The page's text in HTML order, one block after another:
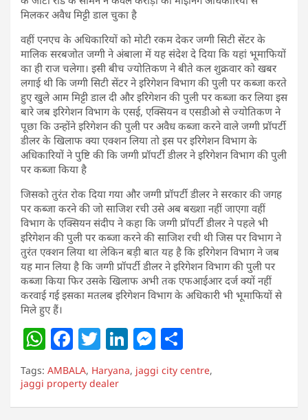
मिलकर अवैध मिट्टी डाल चुका है
वहीं एनएच के अधिकारियों को मोटी रकम देकर जग्गी सिटी सेंटर के
मालिक सरबजोत जग्गी ने अंबाला में यह संदेश दे दिया कि यहां भूमाफियों
का ही राज चलेगा। इसी बीच ज्योतिकण ने बीते कल शुक्रवार को खबर
लगाई थी कि जग्गी सिटी सेंटर ने इरिगेशन विभाग की पुली पर कब्जा करते
हुए खुले आम मिट्टी डाल दी और इरिगेशन की पुली पर कब्जा कर लिया इस
बारे जब इरिगेशन विभाग के एसई, एक्सियन व एसडीओ से ज्योतिकण ने
पूछा कि उन्होंने इरिगेशन की पुली पर अवैध कब्जा करने वाले जग्गी प्रॉपर्टी
डीलर के खिलाफ क्या एक्शन लिया तो इस पर इरिगेशन विभाग के
अधिकारियों ने पुष्टि की कि जग्गी प्रॉपर्टी डीलर ने इरिगेशन विभाग की पुली
पर कब्जा किया है
जिसको तुरंत रोक दिया गया और जग्गी प्रॉपर्टी डीलर ने सरकार की जगह
पर कब्जा करने की जो साजिश रची उसे अब बख्शा नहीं जाएगा वहीं
विभाग के एक्सियन संदीप ने कहा कि जग्गी प्रॉपर्टी डीलर ने पहले भी
इरिगेशन की पुली पर कब्जा करने की साजिश रची थी जिस पर विभाग ने
तुरंत एक्शन लिया था लेकिन बड़ी बात यह है कि इरिगेशन विभाग ने जब
यह मान लिया है कि जग्गी प्रॉपर्टी डीलर ने इरिगेशन विभाग की पुली पर
कब्जा किया फिर उसके खिलाफ अभी तक एफआईआर दर्ज क्यों नहीं
करवाई गई इसका मतलब इरिगेशन विभाग के अधिकारी भी भूमाफियों से
मिले हुए हैं।
W
h
at
s
F
a
c
e
T
w
itt
er
Li
n
k
e
M
e
ss
e
h
ar
e
Tags: AMBALA, Haryana, jaggi city centre,
jaggi property dealer